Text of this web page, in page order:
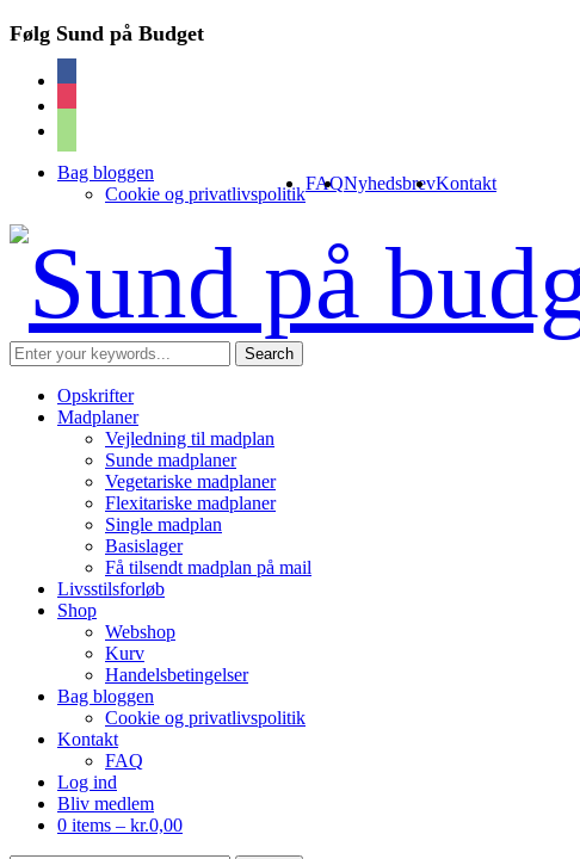
Følg Sund på Budget
Bag bloggen
Cookie og privatlivspolitik
FAQNyhedsbrevKontakt
Opskrifter
Madplaner
Vejledning til madplan
Sunde madplaner
Vegetariske madplaner
Flexitariske madplaner
Single madplan
Basislager
Få tilsendt madplan på mail
Livsstilsforløb
Shop
Webshop
Kurv
Handelsbetingelser
Bag bloggen
Cookie og privatlivspolitik
Kontakt
FAQ
Log ind
Bliv medlem
0 items – kr.0,00